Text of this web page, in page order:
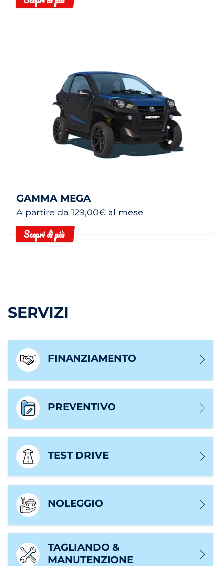
GAMMA MEGA
A partire da 129,00€ al mese
Scopri di più
SERVIZI
FINANZIAMENTO
PREVENTIVO
TEST DRIVE
NOLEGGIO
TAGLIANDO &
MANUTENZIONE